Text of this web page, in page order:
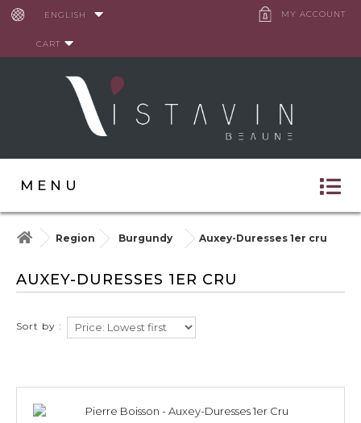
MY ACCOUNT
ENGLISH
CART
MENU
Region Burgundy Auxey-Duresses 1er cru
AUXEY-DURESSES 1ER CRU
Sort by :
Cookies management panel